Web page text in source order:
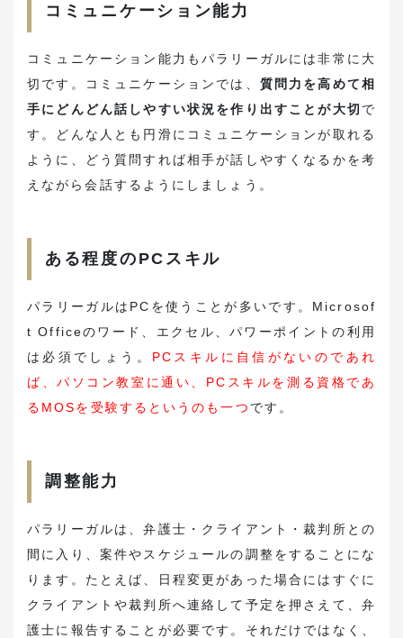
コミュニケーション能力
コミュニケーション能力もパラリーガルには非常に大
切です。コミュニケーションでは、 質問力を高めて相
手にどんどん話しやすい状況を作り出すことが大切 で
す。どんな人とも円滑にコミュニケーションが取れる
ように、どう質問すれば相手が話しやすくなるかを考
えながら会話するようにしましょう。
ある程度のPCスキル
パラリーガルはPCを使うことが多いです。Microsof
t Officeのワード、エクセル、パワーポイントの利用
は必須でしょう。 PCスキルに自信がないのであれ
ば、パソコン教室に通い、PCスキルを測る資格であ
るMOSを受験するというのも一つ です。
調整能力
パラリーガルは、弁護士・クライアント・裁判所との
間に入り、案件やスケジュールの調整をすることにな
ります。たとえば、日程変更があった場合にはすぐに
クライアントや裁判所へ連絡して予定を押さえて、弁
護士に報告することが必要です。それだけではなく、